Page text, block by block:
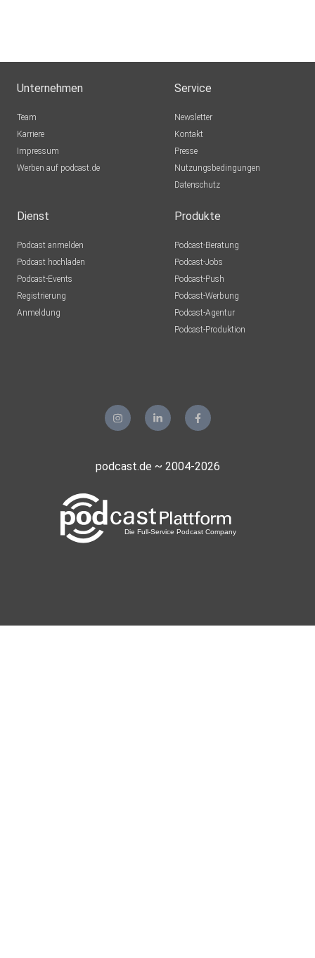
Unternehmen
Team
Karriere
Impressum
Werben auf podcast.de
Service
Newsletter
Kontakt
Presse
Nutzungsbedingungen
Datenschutz
Dienst
Podcast anmelden
Podcast hochladen
Podcast-Events
Registrierung
Anmeldung
Produkte
Podcast-Beratung
Podcast-Jobs
Podcast-Push
Podcast-Werbung
Podcast-Agentur
Podcast-Produktion
podcast.de ~ 2004-2026